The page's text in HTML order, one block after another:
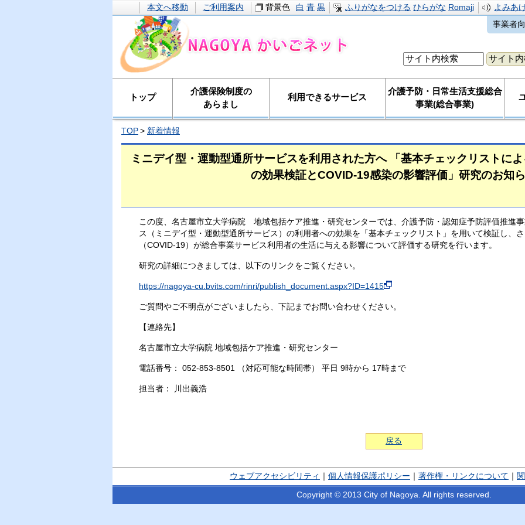
本文へ移動 ご利用案内 背景色 白 青 黒 ふりがなをつける ひらがな Romaji
よみあ
事業者
トップ
介護保険制度の
あらまし
利用できるサービス
介護予防・日常生活支援総合
事業(総合事業)
TOP 新着情報
ミニデイ型・運動型通所サービスを利用された方へ 「基本チェックリストに
の効果検証とCOVID-19感染の影響評価」研究のお知
この度、名古屋市立大学病院 地域包括ケア推進・研究センターでは、介護予防・認知症予防評価推進
ス（ミニデイ型・運動型通所サービス）の利用者への効果を「基本チェックリスト」を用いて検証し、
（COVID-19）が総合事業サービス利⽤者の生活に与える影響について評価する研究を⾏います。
研究の詳細につきましては、以下のリンクをご覧ください。
https://nagoya-cu.bvits.com/rinri/publish_document.aspx?ID=1415
ご質問やご不明点がございましたら、下記までお問い合わせください。
【連絡先】
名古屋市立大学病院 地域包括ケア推進・研究センター
電話番号： 052-853-8501 （対応可能な時間帯） 平日 9時から 17時まで
担当者： 川出義浩
戻る
ウェブアクセシビリティ 個人情報保護ポリシー 著作権・リンクについて
Copyright © 2013 City of Nagoya. All rights reserved.